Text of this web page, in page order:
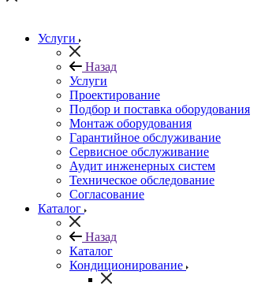
Услуги
Назад
Услуги
Проектирование
Подбор и поставка оборудования
Монтаж оборудования
Гарантийное обслуживание
Сервисное обслуживание
Аудит инженерных систем
Техническое обследование
Согласование
Каталог
Назад
Каталог
Кондиционирование